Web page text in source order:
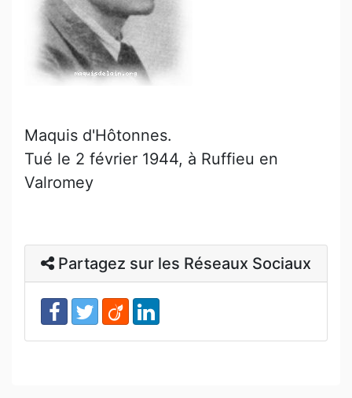
Maquis d'Hôtonnes.
Tué le 2 février 1944, à Ruffieu en
Valromey
Partagez sur les Réseaux Sociaux